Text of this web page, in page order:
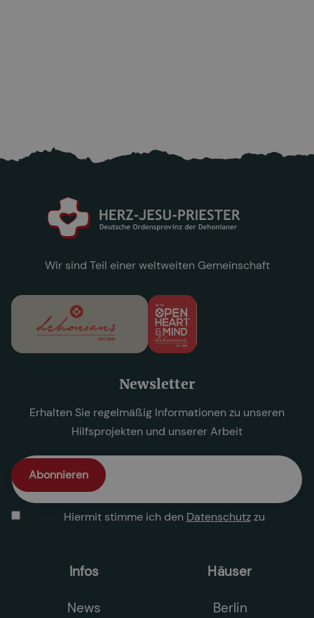
Wir sind Teil einer weltweiten Gemeinschaft
Newsletter
Erhalten Sie regelmäßig Informationen zu unseren
Hilfsprojekten und unserer Arbeit
Hiermit stimme ich den Datenschutzzu
Infos
News
Häuser
Berlin